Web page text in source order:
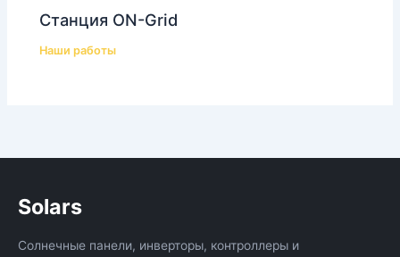
Станция ON-Grid
Наши работы
Solars
Солнечные панели, инверторы, контроллеры и